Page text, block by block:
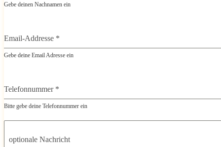
Gebe deinen Nachnamen ein
Email-Addresse *
Gebe deine Email Adresse ein
Telefonnummer *
Bitte gebe deine Telefonnummer ein
optionale Nachricht